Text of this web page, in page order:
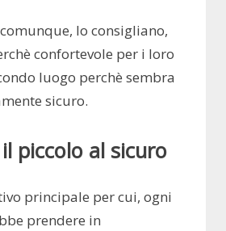
lo consigliano,
confortevole per i loro
luogo perchè sembra
sicuro.
piccolo al sicuro
principale per cui, ogni
prendere in